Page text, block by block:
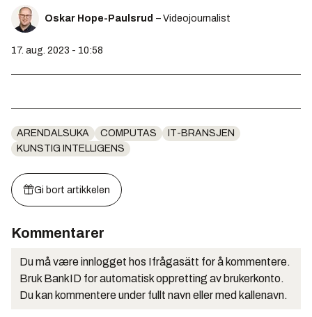
Oskar Hope-Paulsrud – Videojournalist
17. aug. 2023 - 10:58
ARENDALSUKA COMPUTAS
IT-BRANSJEN
KUNSTIG INTELLIGENS
Gi bort artikkelen
Kommentarer
Du må være innlogget hos Ifrågasätt for å kommentere.
Bruk BankID for automatisk oppretting av brukerkonto.
Du kan kommentere under fullt navn eller med kallenavn.